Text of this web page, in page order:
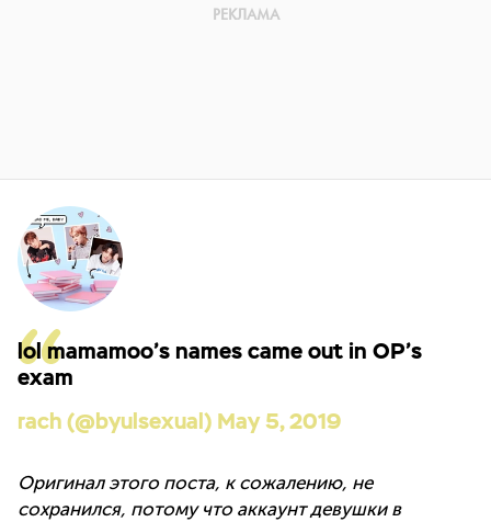
lol mamamoo’s names came out in OP’s
exam
rach (@byulsexual) May 5, 2019
Оригинал этого поста, к сожалению, не
сохранился, потому что аккаунт девушки в